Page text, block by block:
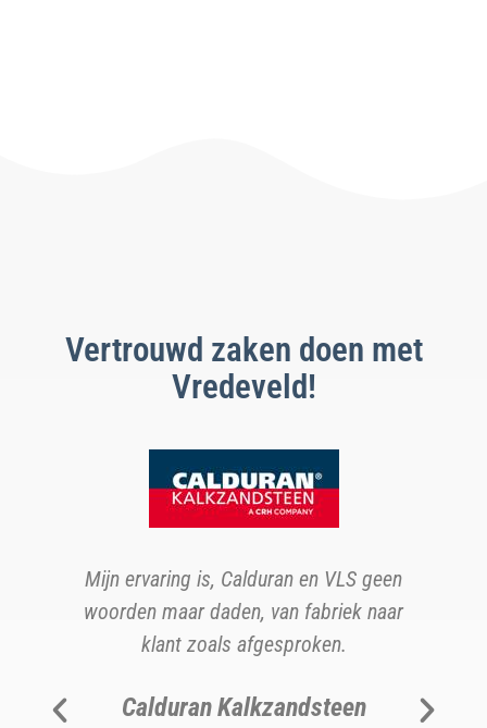
Vertrouwd zaken doen met
Vredeveld!
Mijn ervaring is, Calduran en VLS geen
woorden maar daden, van fabriek naar
klant zoals afgesproken.
Calduran Kalkzandsteen